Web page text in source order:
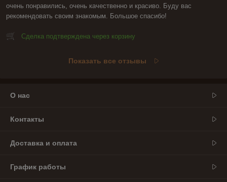
очень понравились, очень качественно и красиво. Буду вас
рекомендовать своим знакомым. Большое спасибо!
Сделка подтверждена через корзину
Показать все отзывы
О нас
Контакты
Доставка и оплата
График работы